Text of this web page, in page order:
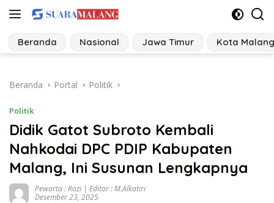
Langsung
konten
Beranda Nasional Jawa Timur Kota Malang
Beranda Portal Politik
Politik
Didik Gatot Subroto Kembali
Nahkodai DPC PDIP Kabupaten
Malang, Ini Susunan Lengkapnya
Pewarta : Rozi | Editor : M.Alkatiri
Desember 23, 2025